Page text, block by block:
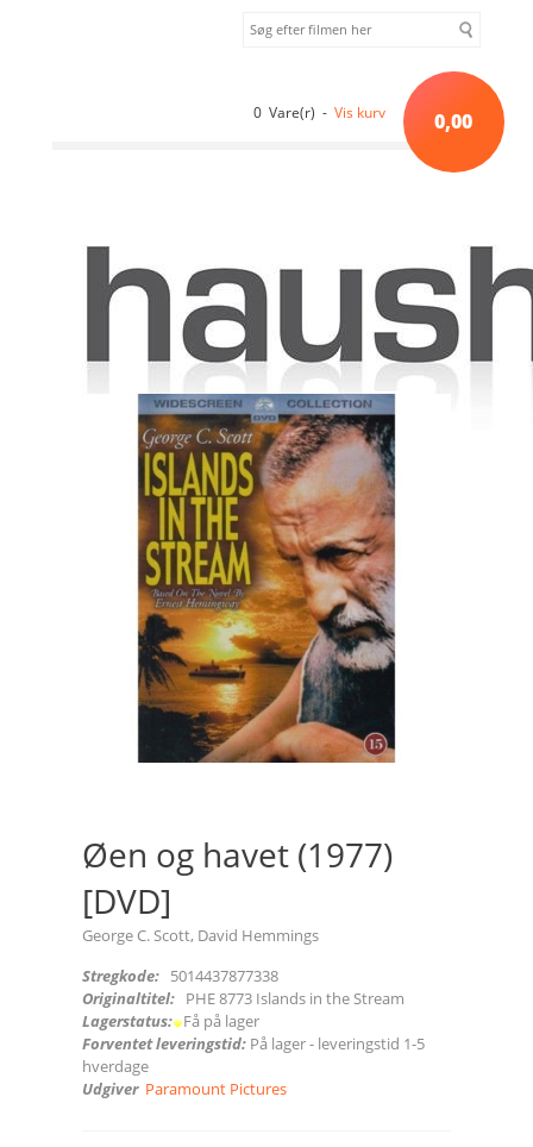
0 Vare(r) - Vis kurv 0,00
DC Norden lager» Øen og havet (1977) [DVD]
Øen og havet (1977)
[DVD]
George C. Scott, David Hemmings
Stregkode: 5014437877338
Originaltitel: PHE 8773 Islands in the Stream
Lagerstatus: Få på lager
Forventet leveringstid: På lager - leveringstid 1-5
hverdage
Udgiver Paramount Pictures